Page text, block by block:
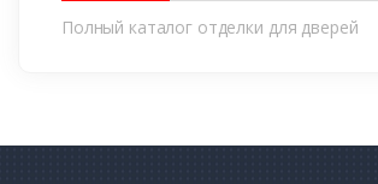
Полный каталог отделки для дверей